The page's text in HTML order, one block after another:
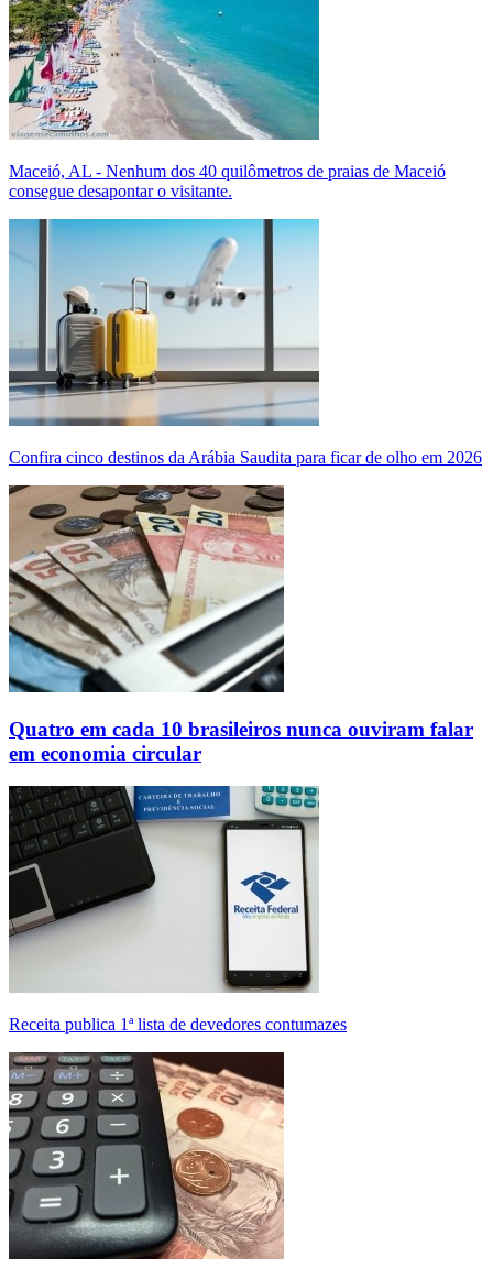
Maceió, AL - Nenhum dos 40 quilômetros de praias de Maceió
consegue desapontar o visitante.
Confira cinco destinos da Arábia Saudita para ficar de olho em 2026
Quatro em cada 10 brasileiros nunca ouviram falar
em economia circular
Receita publica 1ª lista de devedores contumazes